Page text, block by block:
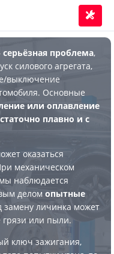
серьёзная проблема,
силового агрегата,
выключение
Основные
или оплавление
плавно и с
оказаться
механическом
наблюдается
делом опытные
замену личинка может
грязи или пыли.
ключ зажигания,